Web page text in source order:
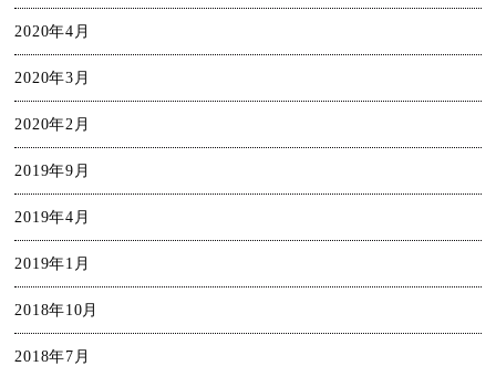
2020年4月
2020年3月
2020年2月
2019年9月
2019年4月
2019年1月
2018年10月
2018年7月